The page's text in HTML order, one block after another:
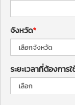
จังหวัด
ระยะเวลาที่ต้องการ